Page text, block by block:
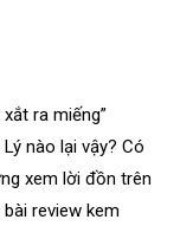
ra miếng”
nào lại vậy? Có
xem lời đồn trên
review kem